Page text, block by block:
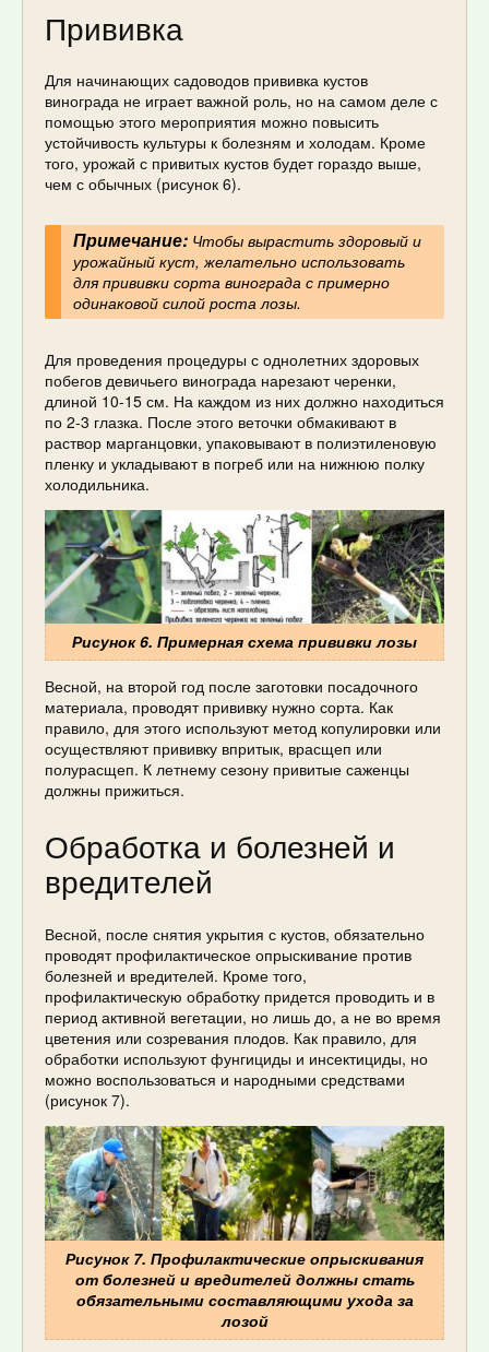
Прививка
Для начинающих садоводов прививка кустов
винограда не играет важной роль, но на самом деле с
помощью этого мероприятия можно повысить
устойчивость культуры к болезням и холодам. Кроме
того, урожай с привитых кустов будет гораздо выше,
чем с обычных (рисунок 6).
Примечание:Чтобы вырастить здоровый и
урожайный куст, желательно использовать
для прививки сорта винограда с примерно
одинаковой силой роста лозы.
Для проведения процедуры с однолетних здоровых
побегов девичьего винограда нарезают черенки,
длиной 10-15 см. На каждом из них должно находиться
по 2-3 глазка. После этого веточки обмакивают в
раствор марганцовки, упаковывают в полиэтиленовую
пленку и укладывают в погреб или на нижнюю полку
холодильника.
Рисунок 6. Примерная схема прививки лозы
Весной, на второй год после заготовки посадочного
материала, проводят прививку нужно сорта. Как
правило, для этого используют метод копулировки или
осуществляют прививку впритык, врасщеп или
полурасщеп. К летнему сезону привитые саженцы
должны прижиться.
Обработка и болезней и
вредителей
Весной, после снятия укрытия с кустов, обязательно
проводят профилактическое опрыскивание против
болезней и вредителей. Кроме того,
профилактическую обработку придется проводить и в
период активной вегетации, но лишь до, а не во время
цветения или созревания плодов. Как правило, для
обработки используют фунгициды и инсектициды, но
можно воспользоваться и народными средствами
(рисунок 7).
Рисунок 7. Профилактические опрыскивания
от болезней и вредителей должны стать
обязательными составляющими ухода за
лозой